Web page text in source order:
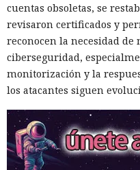
cuentas obsoletas, se
revisaron certificados y
reconocen la necesidad de
ciberseguridad,
monitorización y la
los atacantes siguen